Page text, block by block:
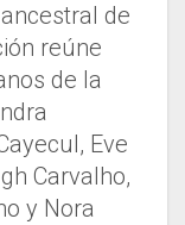
de
reúne
de la
Eve
Carvalho,
y Nora